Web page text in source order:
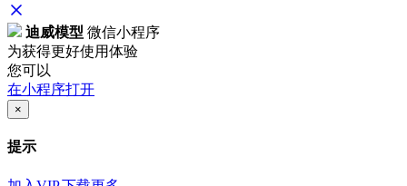
迪威模型 微信小程序
为获得更好使用体验
您可以
在小程序打开
×
提示